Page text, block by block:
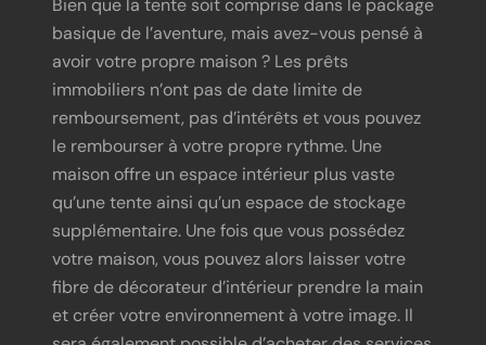
Bien que la tente soit comprise dans le package
basique de l’aventure, mais avez-vous pensé à
avoir votre propre maison ? Les prêts
immobiliers n’ont pas de date limite de
remboursement, pas d’intérêts et vous pouvez
le rembourser à votre propre rythme. Une
maison offre un espace intérieur plus vaste
qu’une tente ainsi qu’un espace de stockage
supplémentaire. Une fois que vous possédez
votre maison, vous pouvez alors laisser votre
fibre de décorateur d’intérieur prendre la main
et créer votre environnement à votre image. Il